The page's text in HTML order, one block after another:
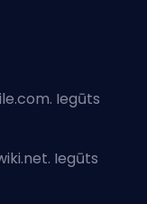
Iegūts
Iegūts